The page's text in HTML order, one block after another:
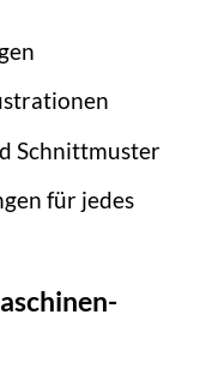
Schnittmuster
für jedes